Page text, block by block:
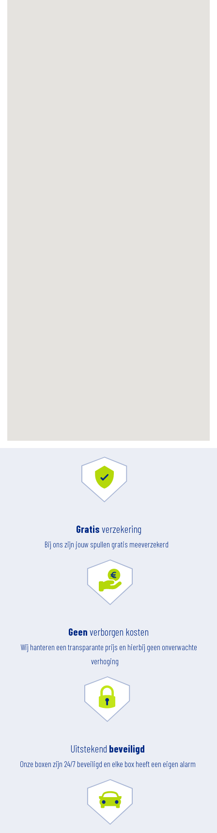
Gratis verzekering
Bij ons zijn jouw spullen gratis meeverzekerd
Geen verborgen kosten
Wij hanteren een transparante prijs en hierbij geen onverwachte
verhoging
Uitstekend beveiligd
Onze boxen zijn 24/7 beveiligd en elke box heeft een eigen alarm